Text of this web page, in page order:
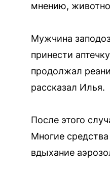
мнению,
Мужчина
принести
продолжал
рассказал Илья.
После этого
Многие
вдыхание